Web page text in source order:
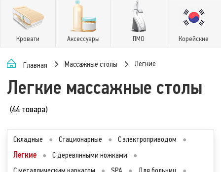
Кровати Аксессуары ПМО Корейские
Главная Массажные столы Легкие
Легкие массажные столы
(44 товара)
Складные ● Стационарные ● С электроприводом ●
Легкие ● С деревянными ножками
●